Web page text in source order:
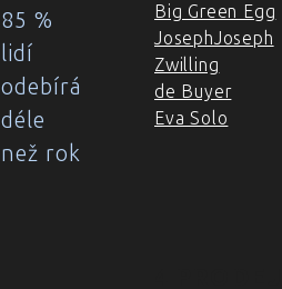
85 %
lidí
odebírá
déle
než rok
Big Green Egg
JosephJoseph
Zwilling
de Buyer
Eva Solo